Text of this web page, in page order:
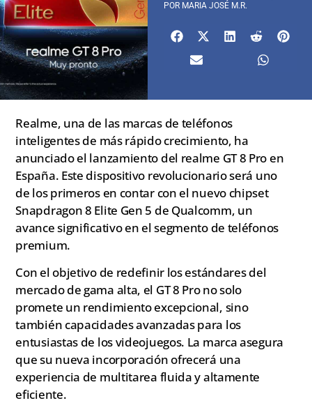
POR MARIA JOSÉ M.R.
Realme, una de las marcas de teléfonos
inteligentes de más rápido crecimiento, ha
anunciado el lanzamiento del realme GT 8 Pro en
España. Este dispositivo revolucionario será uno
de los primeros en contar con el nuevo chipset
Snapdragon 8 Elite Gen 5 de Qualcomm, un
avance significativo en el segmento de teléfonos
premium.
Con el objetivo de redefinir los estándares del
mercado de gama alta, el GT 8 Pro no solo
promete un rendimiento excepcional, sino
también capacidades avanzadas para los
entusiastas de los videojuegos. La marca asegura
que su nueva incorporación ofrecerá una
experiencia de multitarea fluida y altamente
eficiente.